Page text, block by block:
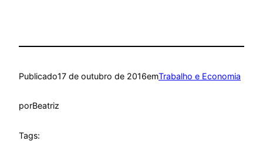
Publicado17 de outubro de 2016emTrabalho e Economia
porBeatriz
Tags: